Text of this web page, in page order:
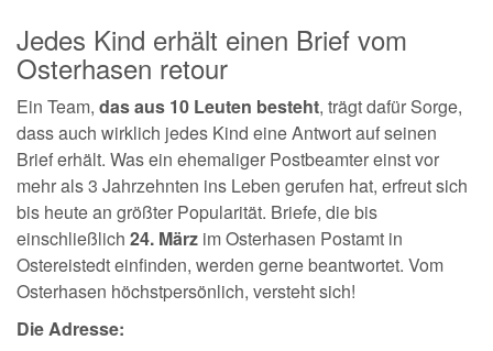
Jedes Kind erhält einen Brief vom
Osterhasen retour
Ein Team, das aus 10 Leuten besteht, trägt dafür Sorge,
dass auch wirklich jedes Kind eine Antwort auf seinen
Brief erhält. Was ein ehemaliger Postbeamter einst vor
mehr als 3 Jahrzehnten ins Leben gerufen hat, erfreut sich
bis heute an größter Popularität. Briefe, die bis
einschließlich 24. März im Osterhasen Postamt in
Ostereistedt einfinden, werden gerne beantwortet. Vom
Osterhasen höchstpersönlich, versteht sich!
Die Adresse: